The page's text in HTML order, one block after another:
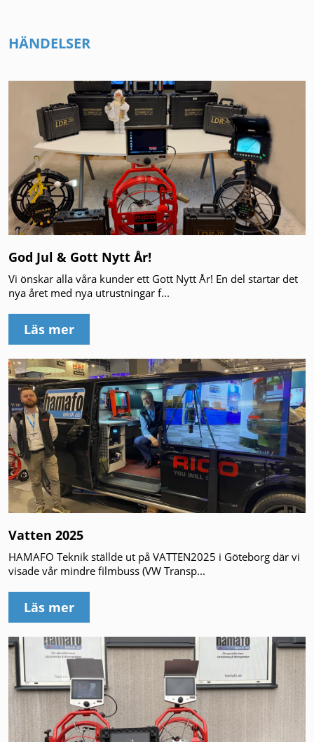
HÄNDELSER
God Jul & Gott Nytt År!
Vi önskar alla våra kunder ett Gott Nytt År! En del startar det
nya året med nya utrustningar f...
Läs mer
Vatten 2025
HAMAFO Teknik ställde ut på VATTEN2025 i Göteborg där vi
visade vår mindre filmbuss (VW Transp...
Läs mer